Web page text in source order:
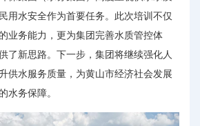
用水安全作为首要任务。此次培训不仅
业务能力，更为集团完善水质管控体
了新思路。下一步，集团将继续强化人
供水服务质量，为黄山市经济社会发展
水务保障。